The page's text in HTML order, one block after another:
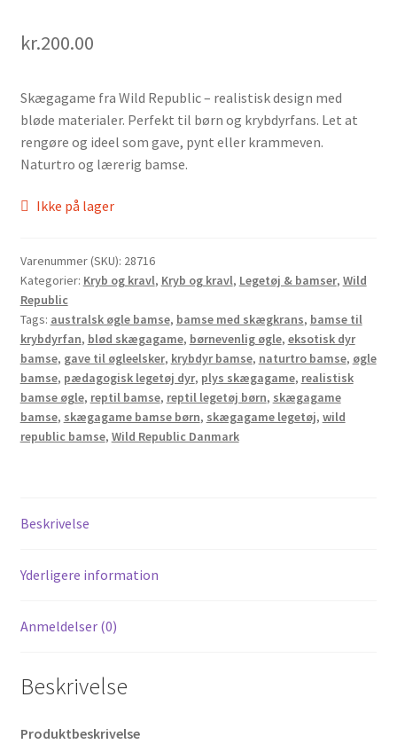
kr.200.00
Skægagame fra Wild Republic – realistisk design med
bløde materialer. Perfekt til børn og krybdyrfans. Let at
rengøre og ideel som gave, pynt eller krammeven.
Naturtro og lærerig bamse.
Ikke på lager
Varenummer (SKU): 28716
Kategorier: Kryb og kravl, Kryb og kravl, Legetøj & bamser, Wild
Republic
Tags: australsk øgle bamse, bamse med skægkrans, bamse til
krybdyrfan, blød skægagame, børnevenlig øgle, eksotisk dyr
bamse, gave til øgleelsker, krybdyr bamse, naturtro bamse, øgle
bamse, pædagogisk legetøj dyr, plys skægagame, realistisk
bamse øgle, reptil bamse, reptil legetøj børn, skægagame
bamse, skægagame bamse børn, skægagame legetøj, wild
republic bamse, Wild Republic Danmark
Beskrivelse
Yderligere information
Anmeldelser (0)
Beskrivelse
Produktbeskrivelse